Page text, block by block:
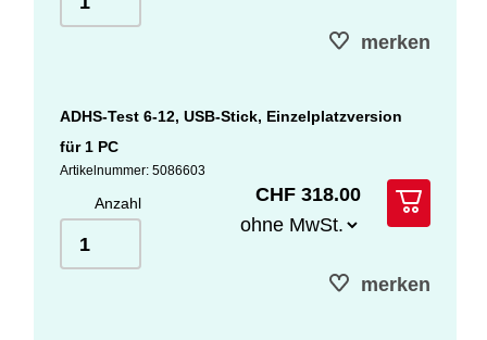
merken
ADHS-Test 6-12, USB-Stick, Einzelplatzversion
für 1 PC
Artikelnummer: 5086603
Anzahl CHF 318.00
merken